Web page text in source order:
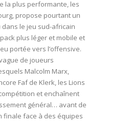
la plus performante, les
propose pourtant un
le jeu sud-africain
plus léger et mobile et
portée vers l’offensive.
de joueurs
Malcolm Marx,
Faf de Klerk, les Lions
et enchaînent
général… avant de
finale face à des équipes